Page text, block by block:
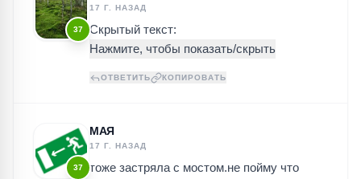
37
17 Г. НАЗАД
Скрытый текст:
ОТВЕТИТЬ КОПИРОВАТЬ
37
МАЯ
17 Г. НАЗАД
тоже застряла с мостом.не пойму что